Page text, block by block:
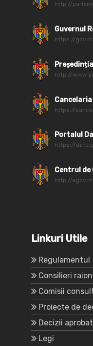
http://
Guvernul
https://
http://
https://
Portalul
https://
Centrul de
http://
Linkuri Utile
Regulamentul
Consilieri
Comisii
Proiecte de
Decizii
Legi